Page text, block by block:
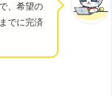
、希望の
でに完済